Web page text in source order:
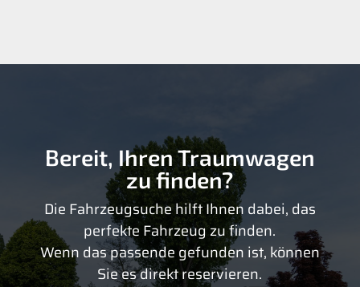
Bereit, Ihren Traumwagen
zu finden?
Die Fahrzeugsuche hilft Ihnen dabei, das
perfekte Fahrzeug zu finden.
Wenn das passende gefunden ist, können
Sie es direkt reservieren.